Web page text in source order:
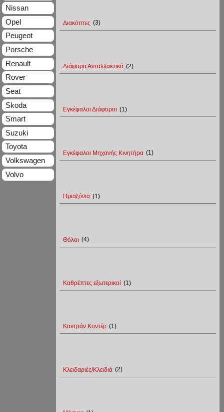
Διακόπτες (3)
Διάφορα Ανταλλακτικά (2)
Εγκέφαλοι Διάφοροι (1)
Εγκέφαλοι Μηχανής Κινητήρα (1)
Ημιαξόνια (1)
Θόλοι (4)
Καθρέπτες εξωτερικοί (1)
Καντράν Κοντέρ (1)
Κλειδαριές/Κλειδιά (2)
Nissan
Opel
Peugeot
Porsche
Renault
Rover
Seat
Skoda
Smart
Suzuki
Toyota
Volkswagen
Volvo